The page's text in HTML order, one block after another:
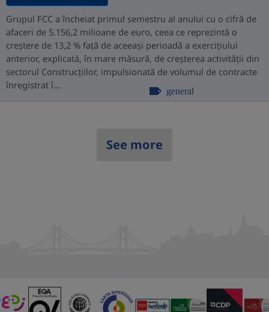
Grupul FCC a încheiat primul semestru al anului cu o cifră de
afaceri de 5.156,2 milioane de euro, ceea ce reprezintă o
creștere de 13,2 % față de aceeași perioadă a exercițiului
anterior, explicată, în mare măsură, de creșterea activității din
sectorul Construcțiilor, impulsionată de volumul de contracte
înregistrat î...
general
See more